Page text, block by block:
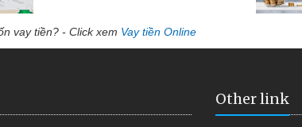
vay tiền? - Click xem Vay tiền Online
Other link